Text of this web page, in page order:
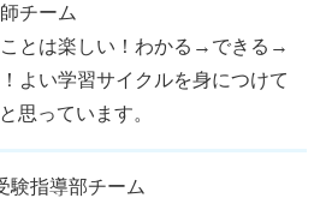
チーム
とは楽しい！わかる→できる→
よい学習サイクルを身につけて
思っています。
験指導部チーム